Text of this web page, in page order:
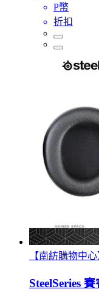
P幣
折扣
【南紡購物中心
SteelSeries